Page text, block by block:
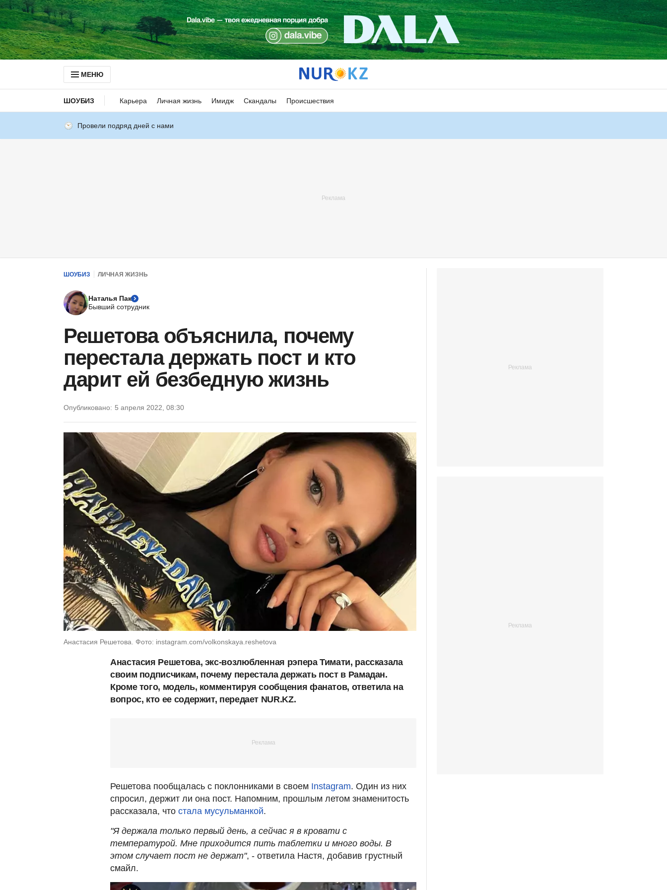
МЕНЮ
ШОУБИЗ Карьера Личная жизнь Имидж Скандалы Происшествия
Провели подряд дней с нами
ШОУБИЗ ЛИЧНАЯ ЖИЗНЬ
Наталья Пак
Бывший сотрудник
Решетова объяснила, почему
перестала держать пост и кто
дарит ей безбедную жизнь
Опубликовано: 5 апреля 2022, 08:30
Анастасия Решетова. Фото: instagram.com/volkonskaya.reshetova
Анастасия Решетова, экс-возлюбленная рэпера Тимати, рассказала
своим подписчикам, почему перестала держать пост в Рамадан.
Кроме того, модель, комментируя сообщения фанатов, ответила на
вопрос, кто ее содержит, передает NUR.KZ.
Решетова пообщалась с поклонниками в своем Instagram. Один из них
спросил, держит ли она пост. Напомним, прошлым летом знаменитость
рассказала, что стала мусульманкой.
"Я держала только первый день, а сейчас я в кровати с
температурой. Мне приходится пить таблетки и много воды. В
этом случает пост не держат", - ответила Настя, добавив грустный
смайл.